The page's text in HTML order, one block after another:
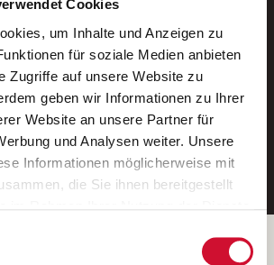
Cookies
um Inhalte und Anzeigen zu
für soziale Medien anbieten
Zugriffe auf unsere Website zu
geben wir Informationen zu Ihrer
Website an unsere Partner für
und Analysen weiter. Unsere
Informationen möglicherweise mit
die Sie ihnen bereitgestellt
zulassen“ klicken, so stimmen
Stellen per E-Mail.
Service von AWO
Jobs.
E-Mail-Adresse eintragen